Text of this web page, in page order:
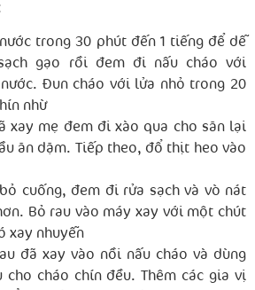
trong 30 phút đến 1 tiếng để dễ
gạo rồi đem đi nấu cháo với
Đun cháo với lửa nhỏ trong 20
nhừ
xay mẹ đem đi xào qua cho săn lại
ăn dặm. Tiếp theo, đổ thịt heo vào
cuống, đem đi rửa sạch và vò nát
Bỏ rau vào máy xay với một chút
xay nhuyễn
đã xay vào nồi nấu cháo và dùng
cho cháo chín đều. Thêm các gia vị